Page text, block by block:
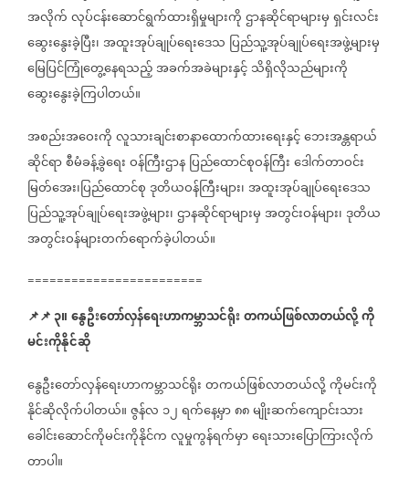
အလိုက်လုပ်ငန်းဆောင်ရွက်ထားရှိမှုများကိုဌာနဆိုင်ရာများမှရှင်းလင်း
ဆွေးနွေးခဲ့ပြီး၊အထူးအုပ်ချုပ်ရေးဒေသ ပြည်သူ့အုပ်ချုပ်ရေးအဖွဲ့များမှ
မြေပြင်ကြုံတွေ့နေရသည့်အခက်အခဲများနှင့်သိရှိလိုသည်များကို
ဆွေးနွေးခဲ့ကြပါတယ်။
အစည်းအဝေးကိုလူသားချင်းစာနာထောက်ထားရေးနှင့်ဘေးအန္တရာယ်
ဆိုင်ရာစီမံခန့်ခွဲရေးဝန်ကြီးဌာနပြည်ထောင်စုဝန်ကြီးဒေါက်တာဝင်း
မြတ်အေး၊ပြည်ထောင်စုဒုတိယဝန်ကြီးများ၊အထူးအုပ်ချုပ်ရေးဒေသ
ပြည်သူ့အုပ်ချုပ်ရေးအဖွဲ့များ၊ဌာနဆိုင်ရာများမှအတွင်းဝန်များ၊ဒုတိယ
အတွင်းဝန်များတက်ရောက်ခဲ့ပါတယ်။
========================
📌📌၃။နွေဦးတော်လှန်ရေးဟာကမ္ဘာသင်ရိုးတကယ်ဖြစ်လာတယ်လို့ကို
မင်းကိုနိုင်ဆို
နွေဦးတော်လှန်ရေးဟာကမ္ဘာသင်ရိုးတကယ်ဖြစ်လာတယ်လို့ကိုမင်းကို
နိုင်ဆိုလိုက်ပါတယ်။ဇွန်လ ၁၂ရက်နေ့မှာ၈၈မျိုးဆက်ကျောင်းသား
ခေါင်းဆောင်ကိုမင်းကိုနိုင်ကလူမှုကွန်ရက်မှာရေးသားပြောကြားလိုက်
တာပါ။